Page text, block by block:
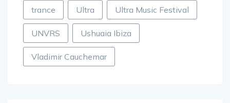
trance Ultra Ultra Music Festival
UNVRS Ushuaia Ibiza
Vladimir Cauchemar